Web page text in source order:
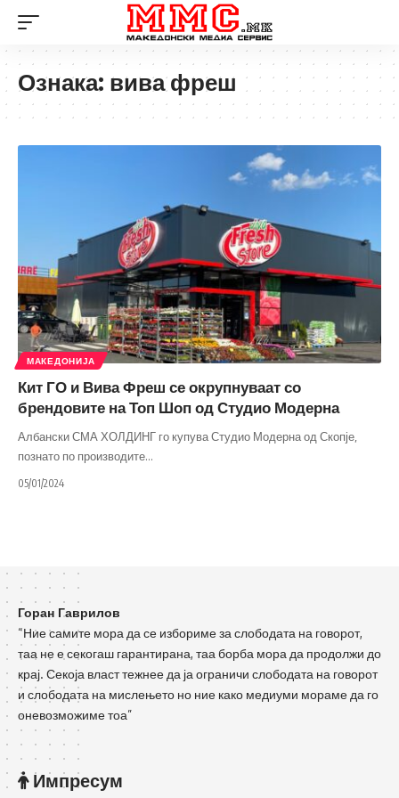
Ознака: вива фреш
МАКЕДОНИЈА
Кит ГО и Вива Фреш се окрупнуваат со
брендовите на Топ Шоп од Студио Модерна
Албански СМА ХОЛДИНГ го купува Студио Модерна од Скопје,
познато по производите…
05/01/2024
Горан Гаврилов
“Ние самите мора да се избориме за слободата на говорот,
таа не е секогаш гарантирана, таа борба мора да продолжи до
крај. Секоја власт тежнее да ја ограничи слободата на говорот
и слободата на мислењето но ние како медиуми мораме да го
оневозможиме тоа”
Импресум